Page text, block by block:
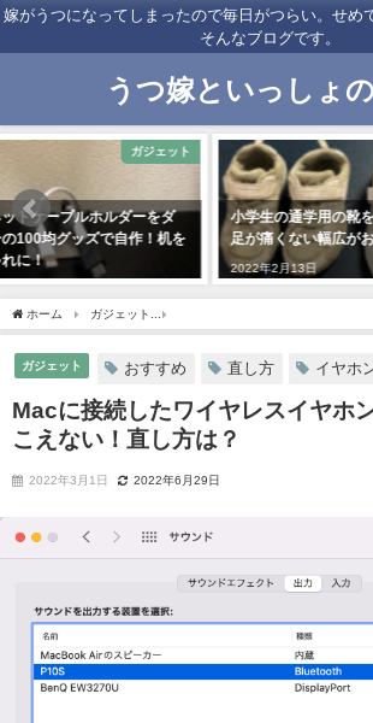
嫁がうつになってしまったので毎日がつらい。せめ
そんなブログです。
うつ嫁といっしょ
日常の1コマ
小学生の通学用の靴を買い替え！
足が痛くない幅広がおすすめ？？
2022年2月13日
【トリマ】
本に減少！
の影響は？
ホーム ガジェット
ガジェット おすすめ 直し方 イヤホ
Macに接続したワイヤレスイヤホ
こえない！直し方は？
2022年3月1日 2022年6月29日